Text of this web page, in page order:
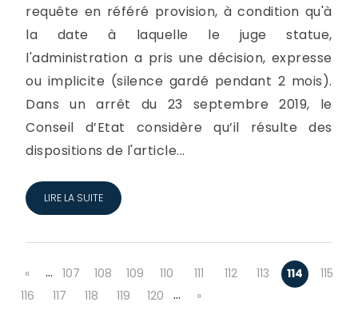
requête en référé provision, à condition qu'à
la date à laquelle le juge statue,
l'administration a pris une décision, expresse
ou implicite (silence gardé pendant 2 mois).
Dans un arrêt du 23 septembre 2019, le
Conseil d’Etat considère qu’il résulte des
dispositions de l'article...
LIRE LA SUITE
« … 107 108 109 110 111 112 113 114
115
116
117 118 119 120 … »